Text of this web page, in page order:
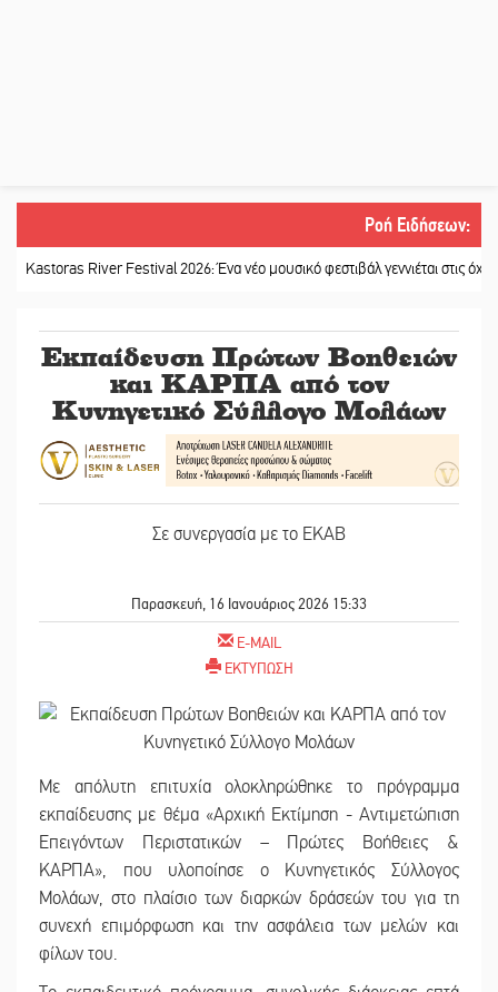
Ροή Ειδήσεων:
River Festival 2026: Ένα νέο μουσικό φεστιβάλ γεννιέται στις όχθες του
Εκπαίδευση Πρώτων Βοηθειών
και ΚΑΡΠΑ από τον
Κυνηγετικό Σύλλογο Μολάων
Σε συνεργασία με το ΕΚΑΒ
Παρασκευή, 16 Ιανουάριος 2026 15:33
E-MAIL
ΕΚΤΥΠΩΣΗ
Με απόλυτη επιτυχία ολοκληρώθηκε το πρόγραμμα
εκπαίδευσης με θέμα «Αρχική Εκτίμηση - Αντιμετώπιση
Επειγόντων Περιστατικών – Πρώτες Βοήθειες &
ΚΑΡΠΑ», που υλοποίησε ο Κυνηγετικός Σύλλογος
Μολάων, στο πλαίσιο των διαρκών δράσεών του για τη
συνεχή επιμόρφωση και την ασφάλεια των μελών και
φίλων του.